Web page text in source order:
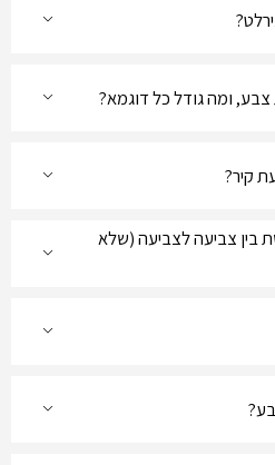
ומה גודל כל דוגמא?
קיר?
בין צביעה לצביעה (שלא